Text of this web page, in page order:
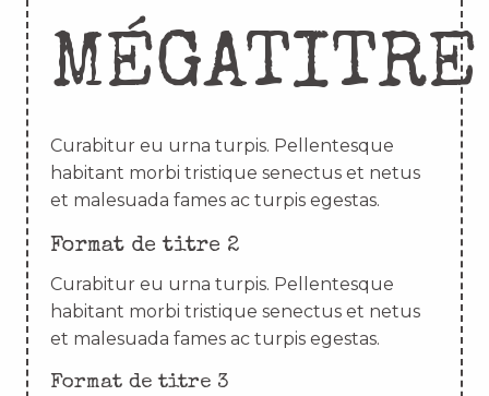
MÉGATITRE
Curabitur eu urna turpis. Pellentesque
habitant morbi tristique senectus et netus
et malesuada fames ac turpis egestas.
Format de titre 2
Curabitur eu urna turpis. Pellentesque
habitant morbi tristique senectus et netus
et malesuada fames ac turpis egestas.
Format de titre 3